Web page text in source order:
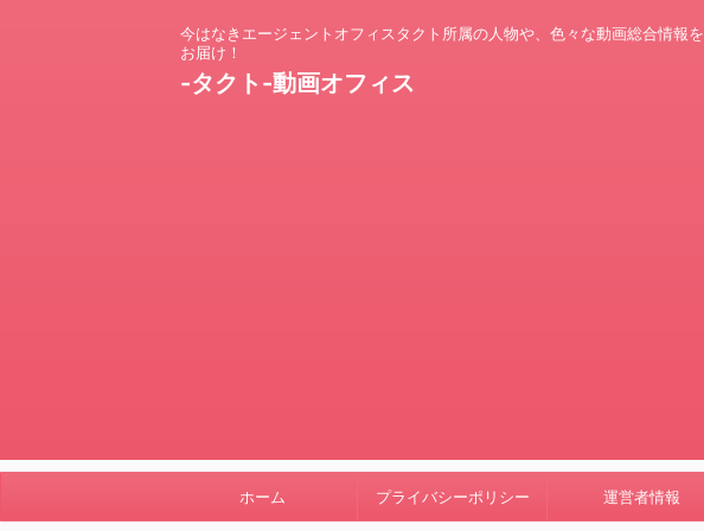
今はなきエージェントオフィスタクト所属の人物や、色々な動画総合情報を
お届け！
-タクト-動画オフィス
ホーム プライバシーポリシー 運営者情報